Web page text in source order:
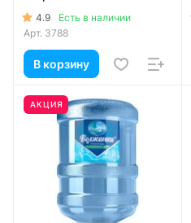
4.9
Есть в наличии
Арт. 3788
В корзину
АКЦИЯ